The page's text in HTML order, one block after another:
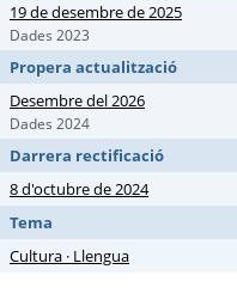
19 de desembre de 2025
Dades 2023
Propera actualització
Desembre del 2026
Dades 2024
Darrera rectificació
8 d'octubre de 2024
Tema
Cultura · Llengua